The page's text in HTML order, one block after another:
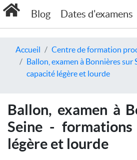
Blog Dates d'examens
Accueil
Centre de formation
Ballon, examen à Bonnières sur
capacité légère et lourde
Ballon, examen à
Seine -
légère et lourde